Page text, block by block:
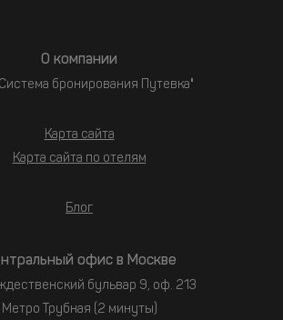
О компании
бронирования Путевка"
Карта сайта
Карта сайта по отелям
Блог
офис в Москве
бульвар 9, оф. 213
Метро Трубная (2 минуты)